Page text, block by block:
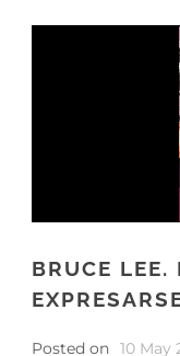
BRUCE LEE.
Posted on 10 May